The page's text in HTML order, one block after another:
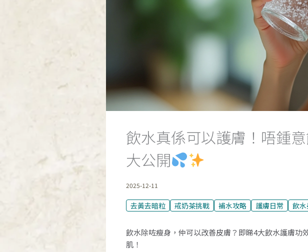
飲水真係可以護膚！唔鍾
大公開
2025-12-11
去黃去暗粒 戒奶茶挑戰 補水攻略 護膚日常 飲
飲水除咗瘦身，仲可以改善皮膚？即睇4大飲水護膚
肌！